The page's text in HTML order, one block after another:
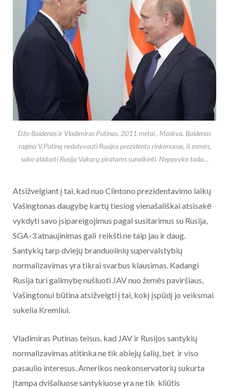
Džo Baidenas ir Vladimiras Putinas. 2011 metai , Maskva. Baidenas
ragina V.Putiną nedalyvauti Rusijos prezidento rinkimuose, iš esmės,
sako atiduoti Rusiją Vakarų piratams sunaikinti. Nepavyko tada…
Atsižvelgiant į tai, kad nuo Clintono prezidentavimo laikų
Vašingtonas daugybę kartų tiesiog vienašališkai atsisakė
vykdyti savo įsipareigojimus pagal susitarimus su Rusija,
SGA-3 atnaujinimas gali reikšti ne taip jau ir daug.
Santykių tarp dviejų branduolinių supervalstybių
normalizavimas yra tikrai svarbus klausimas. Kadangi
Rusija turi galimybę nušluoti JAV nuo žemės paviršiaus,
Vašingtonui būtina atsižvelgti į tai, kokį įspūdį jo veiksmai
sukelia Kremliui.
Vladimiras Putinas teisus, kad JAV ir Rusijos santykių
normalizavimas atitinka ne tik abiejų šalių, bet ir viso
pasaulio interesus. Amerikos neokonservatorių sukurta
įtampa dvišaliuose santykiuose yra ne tik kliūtis